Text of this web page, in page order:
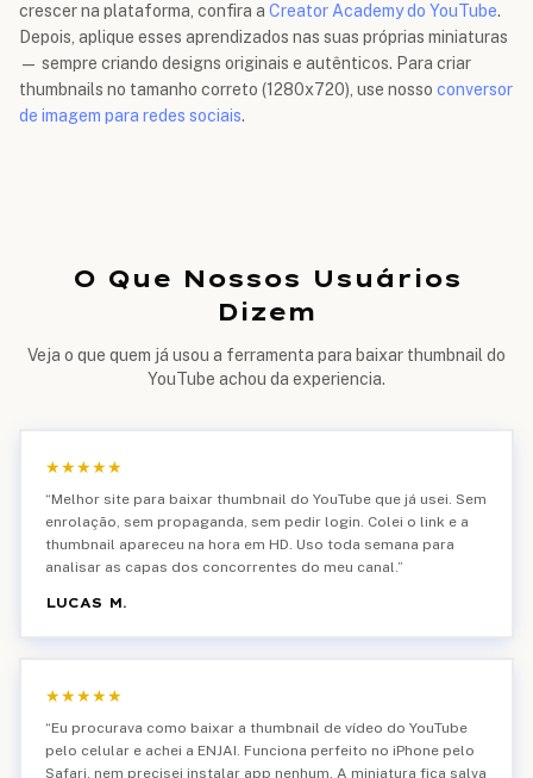
crescer na plataforma, confira a Creator Academy do YouTube.
Depois, aplique esses aprendizados nas suas próprias miniaturas
— sempre criando designs originais e autênticos. Para criar
thumbnails no tamanho correto (1280x720), use nosso conversor
de imagem para redes sociais.
O Que Nossos Usuários
Dizem
Veja o que quem já usou a ferramenta para baixar thumbnail do
YouTube achou da experiencia.
★★★★★
“Melhor site para baixar thumbnail do YouTube que já usei. Sem
enrolação, sem propaganda, sem pedir login. Colei o link e a
thumbnail apareceu na hora em HD. Uso toda semana para
analisar as capas dos concorrentes do meu canal.”
LUCAS M.
★★★★★
“Eu procurava como baixar a thumbnail de vídeo do YouTube
pelo celular e achei a ENJAI. Funciona perfeito no iPhone pelo
Safari, nem precisei instalar app nenhum. A miniatura fica salva